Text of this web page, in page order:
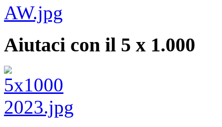
Aiutaci con il 5 x 1.000